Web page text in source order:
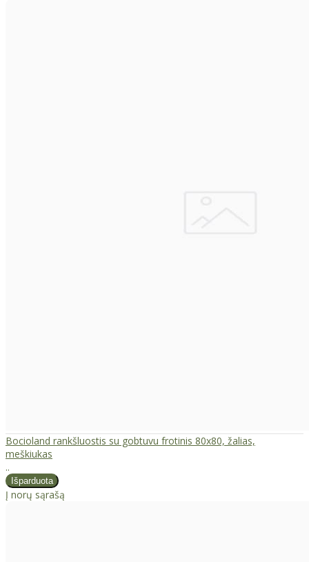
Bocioland rankšluostis su gobtuvu frotinis 80x80, žalias,
meškiukas
..
Į norų sąrašą